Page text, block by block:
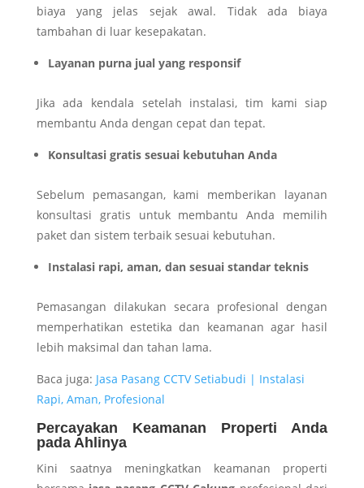
biaya yang jelas sejak awal. Tidak ada biaya
tambahan di luar kesepakatan.
Layanan purna jual yang responsif
Jika ada kendala setelah instalasi, tim kami siap
membantu Anda dengan cepat dan tepat.
Konsultasi gratis sesuai kebutuhan Anda
Sebelum pemasangan, kami memberikan layanan
konsultasi gratis untuk membantu Anda memilih
paket dan sistem terbaik sesuai kebutuhan.
Instalasi rapi, aman, dan sesuai standar teknis
Pemasangan dilakukan secara profesional dengan
memperhatikan estetika dan keamanan agar hasil
lebih maksimal dan tahan lama.
Baca juga: Jasa Pasang CCTV Setiabudi | Instalasi
Rapi, Aman, Profesional
Percayakan Keamanan Properti Anda
pada Ahlinya
Kini saatnya meningkatkan keamanan properti